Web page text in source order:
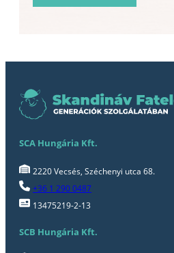
SCA Hungária Kft.
2220 Vecsés, Széchenyi utca 68.
+36 1 290 0487
13475219-2-13
SCB Hungária Kft.